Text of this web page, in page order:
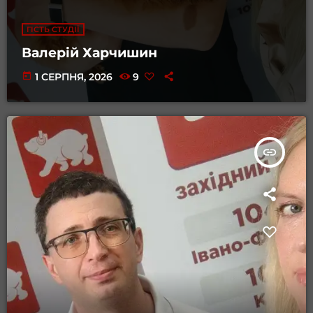
ГІСТЬ СТУДІЇ
Валерій Харчишин
today 1 СЕРПНЯ, 2026 9
insert_link